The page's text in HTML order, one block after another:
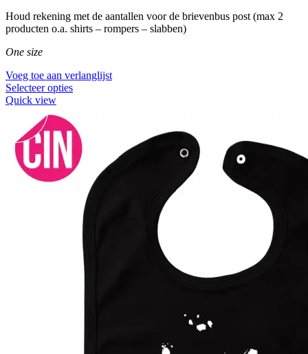
Houd rekening met de aantallen voor de brievenbus post (max 2
producten o.a. shirts – rompers – slabben)
One size
Voeg toe aan verlanglijst
Selecteer opties
Quick view